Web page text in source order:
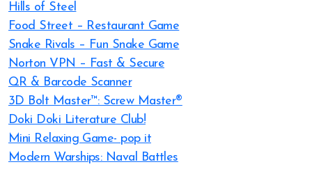
Hills of Steel
Food Street – Restaurant Game
Snake Rivals – Fun Snake Game
Norton VPN – Fast & Secure
QR & Barcode Scanner
3D Bolt Master™: Screw Master®
Doki Doki Literature Club!
Mini Relaxing Game- pop it
Modern Warships: Naval Battles